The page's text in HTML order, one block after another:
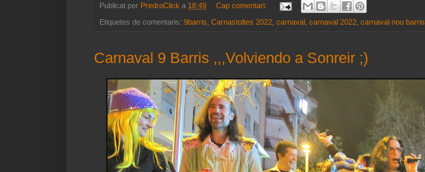
Publicat per PredroClick a 18:49 Cap comentari:
Etiquetes de comentaris: 9barris Carnastoltes 2022 carnaval carnaval 2022 carnaval nou barris
Carnaval 9 Barris ,,,Volviendo a Sonreir ;)